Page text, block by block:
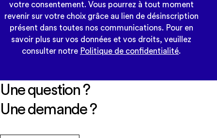
votre consentement. Vous pourrez à tout moment
revenir sur votre choix grâce au lien de désinscription
présent dans toutes nos communications. Pour en
savoir plus sur vos données et vos droits, veuillez
consulter notre Politique de confidentialité.
Une question ?
Une demande ?